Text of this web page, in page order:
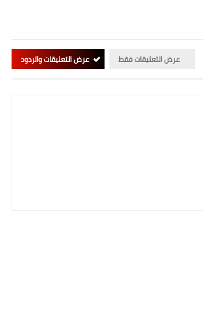
عرض التعليقات فقط عرض التعليقات والردود